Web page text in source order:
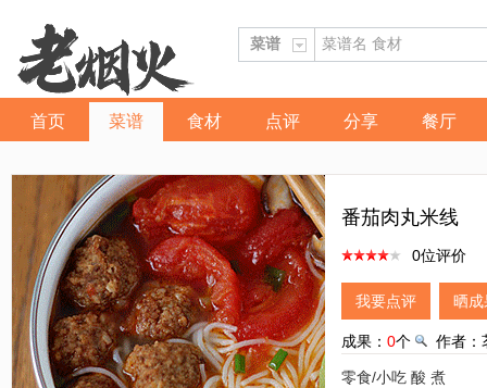
首页 菜谱 食材 点评 分享 餐厅
番茄肉丸米线
0位评价
我要点评 晒成
成果： 0个 作者
零食/小吃 酸 煮